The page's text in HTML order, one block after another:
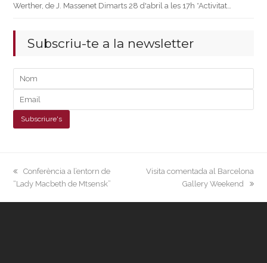
Werther, de J. Massenet Dimarts 28 d'abril a les 17h *Activitat…
Subscriu-te a la newsletter
previous
post:
Conferència a l’entorn de
“Lady Macbeth de Mtsensk”
next
Visita comentada al Barcelona
Gallery Weekend